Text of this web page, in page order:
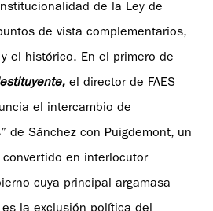
de la Ley de
de vista complementarios,
el histórico. En el primero de
el director de FAES
el intercambio de
de Sánchez con Puigdemont, un
en interlocutor
cuya principal argamasa